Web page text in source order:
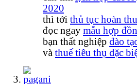
2020
thì tới thủ tục hoàn
đọc ngay mẫu hợp
bạn thất nghiệp đào
và thuế tiêu thụ đặc